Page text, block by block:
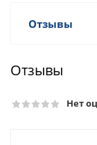
Отзывы
Отзывы
Нет